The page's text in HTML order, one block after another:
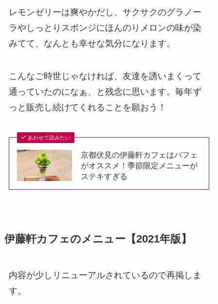
レモンゼリーは爽やかだし、サクサクのグラノー
ラやしっとりスポンジにほんのりメロンの味が染
みてて、なんとも幸せな気分になります。
こんなご時世じゃなければ、友達を誘いまくって
通っていたのになぁ、と残念に思います。毎年ず
っと販売し続けてくれることを願おう！
あわせて読みたい
京都伏見の伊藤軒カフェはパフェ
がオススメ！季節限定メニューが
ステキすぎる
伊藤軒カフェのメニュー【2021年版】
内容が少しリニューアルされているので再掲しま
す。